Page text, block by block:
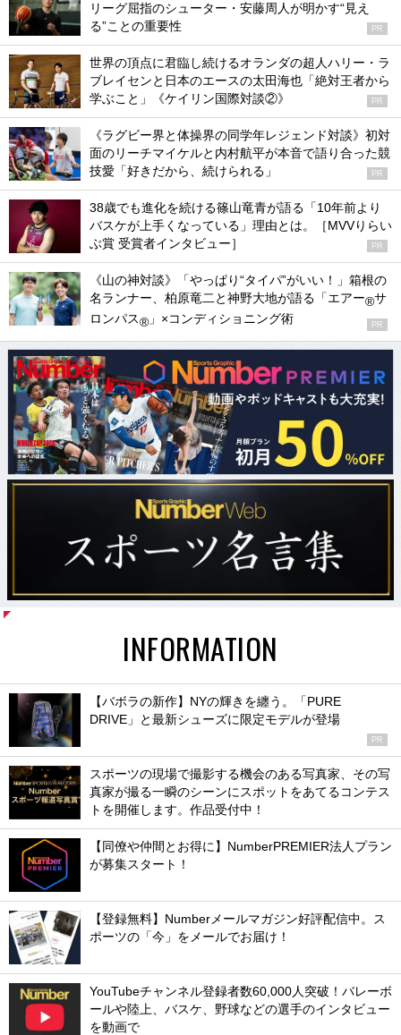
リーグ屈指のシューター・安藤周人が明かす“見え
る”ことの重要性
PR
世界の頂点に君臨し続けるオランダの超人ハリー・ラ
ブレイセンと日本のエースの太田海也「絶対王者から
学ぶこと」《ケイリン国際対談②》
PR
《ラグビー界と体操界の同学年レジェンド対談》初対
面のリーチマイケルと内村航平が本音で語り合った競
技愛「好きだから、続けられる」
PR
38歳でも進化を続ける篠山竜青が語る「10年前より
バスケが上手くなっている」理由とは。［MVVりらい
ぶ賞 受賞者インタビュー］
PR
《山の神対談》「やっぱり“タイパ”がいい！」箱根の
名ランナー、柏原竜二と神野大地が語る「エアー®サ
ロンパス® 」×コンディショニング術 PR
INFORMATION
【バボラの新作】NYの輝きを纏う。「PURE
DRIVE」と最新シューズに限定モデルが登場
PR
スポーツの現場で撮影する機会のある写真家、その写
真家が撮る一瞬のシーンにスポットをあてるコンテス
トを開催します。作品受付中！
【同僚や仲間とお得に】NumberPREMIER法人プラン
が募集スタート！
【登録無料】Numberメールマガジン好評配信中。ス
ポーツの「今」をメールでお届け！
YouTubeチャンネル登録者数60,000人突破！バレーボ
ールや陸上、バスケ、野球などの選手のインタビュー
を動画で